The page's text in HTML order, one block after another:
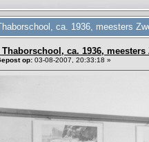
ca. 1936, meesters
Thaborschool, ca. 1936,
op: 03-08-2007, 20:33:18 »